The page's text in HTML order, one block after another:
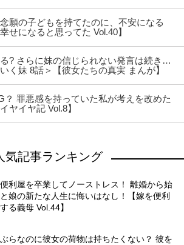
願の子どもを持てたのに、不安になる
せになると思ってた Vol.40】
? さらに妹の信じられない発言は続き…
く妹 8話＞【彼女たちの真実 まんが】
？ 罪悪感を持っていた私が考えを改めた
ヤイヤ記 Vol.8】
気記事ランキング
利屋を卒業してノーストレス！ 離婚から始
娘の新たな人生に悔いはなし！【嫁を便利
る義母 Vol.44】
らなのに彼女の荷物は持ちたくない？ 彼を